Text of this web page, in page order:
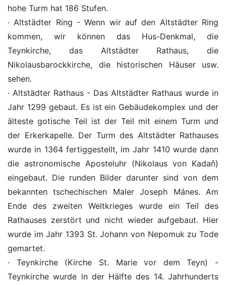
hohe Turm hat 186 Stufen.
· Altstädter Ring - Wenn wir auf den Altstädter Ring
kommen, wir können das Hus-Denkmal, die
Teynkirche, das Altstädter Rathaus, die
Nikolausbarockkirche, die historischen Häuser usw.
sehen.
· Altstädter Rathaus - Das Altstädter Rathaus wurde in
Jahr 1299 gebaut. Es ist ein Gebäudekomplex und der
älteste gotische Teil ist der Teil mit einem Turm und
der Erkerkapelle. Der Turm des Altstädter Rathauses
wurde in 1364 fertiggestellt, im Jahr 1410 wurde dann
die astronomische Aposteluhr (Nikolaus von Kadaň)
eingebaut. Die runden Bilder darunter sind von dem
bekannten tschechischen Maler Joseph Mánes. Am
Ende des zweiten Weltkrieges wurde ein Teil des
Rathauses zerstört und nicht wieder aufgebaut. Hier
wurde im Jahr 1393 St. Johann von Nepomuk zu Tode
gemartet.
· Teynkirche (Kirche St. Marie vor dem Teyn) -
Teynkirche wurde in der Hälfte des 14. Jahrhunderts